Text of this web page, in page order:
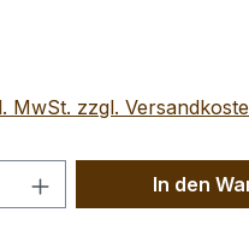
MwSt. zzgl.
Anzahl: Gib den
In den